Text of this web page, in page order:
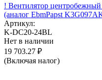
! Вентилятор
(аналог EbmPapst
Артикул:
K-DC20-24BL
Нет в наличии
19 703.27 ₽
(Включая налог)